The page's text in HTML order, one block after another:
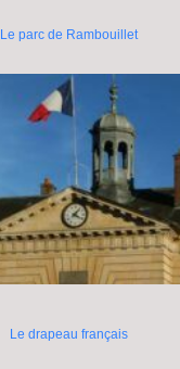
Le parc de Rambouillet
Le drapeau français